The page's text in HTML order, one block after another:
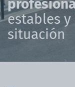
estables
situación